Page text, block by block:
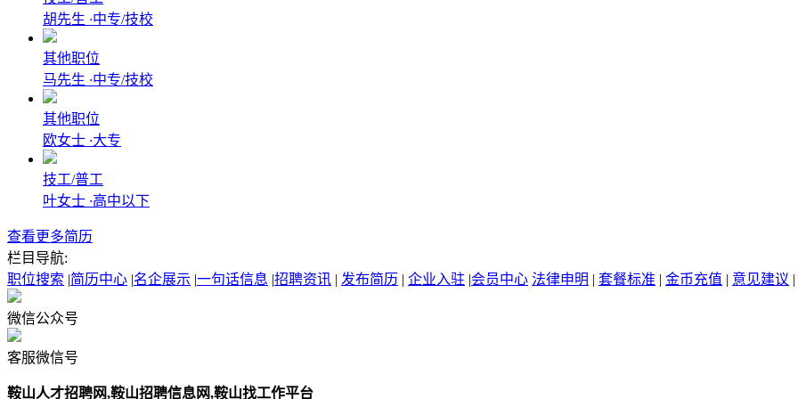
胡先生 ·中专/技校
其他职位
马先生 ·中专/技校
其他职位
欧女士 ·大专
技工/普工
叶女士 ·高中以下
查看更多简历
栏目导航:
职位搜索 |简历中心 |名企展示 |一句话信息 |招聘资讯 | 发布简历 | 企业入驻 |会员中心 法律申明 | 套餐标准 | 金币充值 | 意见建议 |
微信公众号
客服微信号
鞍山‌人才招聘网,鞍山招聘信息网,鞍山找工作平台